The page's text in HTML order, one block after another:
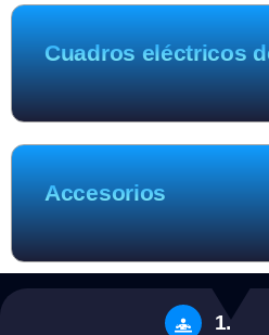
Cuadros eléctricos
Accesorios
1.